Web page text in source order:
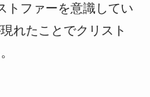
トファーを意識してい
れたことでクリスト